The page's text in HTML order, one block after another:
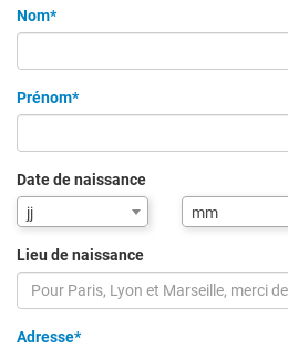
Nom*
Prénom*
Date de naissance
jj
Mois
de
mm
Lieu de naissance
Adresse*